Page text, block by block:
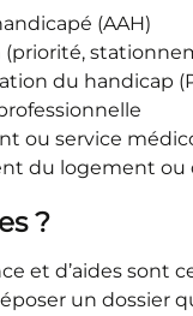
(AAH)
du handicap
ou service
du logement ou
?
et d’aides sont
un dossier